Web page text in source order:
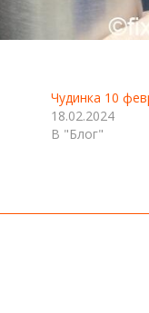
Чудинка 10
18.02.2024
В "Блог"